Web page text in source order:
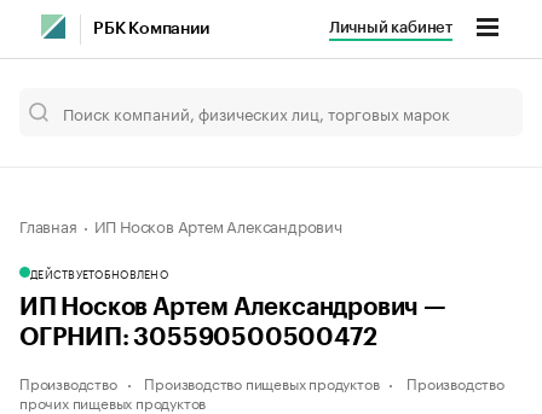
РБК Компании Личный кабинет
Главная ИП Носков Артем Александрович
ДЕЙСТВУЕТОБНОВЛЕНО
ИП Носков Артем Александрович —
ОГРНИП: 305590500500472
Производство Производство пищевых продуктов
Производство
прочих пищевых продуктов